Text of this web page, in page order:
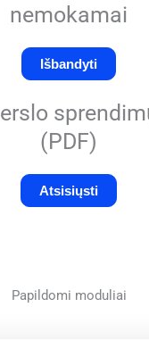
nemokamai
Išbandyti
(PDF)
Atsisiųsti
Papildomi moduliai